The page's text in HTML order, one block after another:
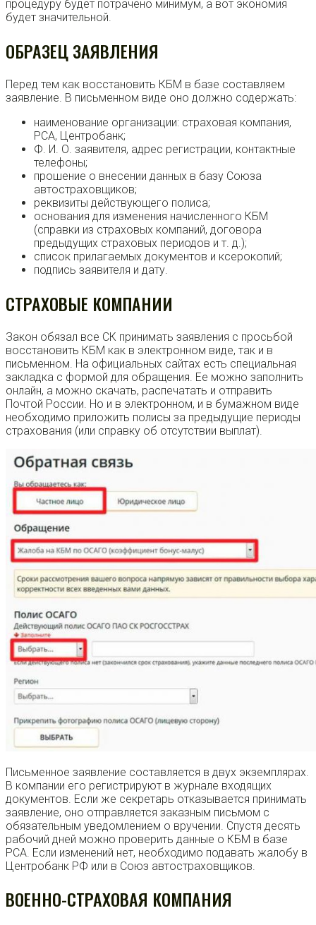
процедуру будет потрачено минимум, а вот экономия
будет значительной.
ОБРАЗЕЦ ЗАЯВЛЕНИЯ
Перед тем как восстановить КБМ в базе составляем
заявление. В письменном виде оно должно содержать:
наименование организации: страховая компания,
РСА, Центробанк;
Ф. И. О. заявителя, адрес регистрации, контактные
телефоны;
прошение о внесении данных в базу Союза
автостраховщиков;
реквизиты действующего полиса;
основания для изменения начисленного КБМ
(справки из страховых компаний, договора
предыдущих страховых периодов и т. д.);
список прилагаемых документов и ксерокопий;
подпись заявителя и дату.
СТРАХОВЫЕ КОМПАНИИ
Закон обязал все СК принимать заявления с просьбой
восстановить КБМ как в электронном виде, так и в
письменном. На официальных сайтах есть специальная
закладка с формой для обращения. Ее можно заполнить
онлайн, а можно скачать, распечатать и отправить
Почтой России. Но и в электронном, и в бумажном виде
необходимо приложить полисы за предыдущие периоды
страхования (или справку об отсутствии выплат).
Письменное заявление составляется в двух экземплярах.
В компании его регистрируют в журнале входящих
документов. Если же секретарь отказывается принимать
заявление, оно отправляется заказным письмом с
обязательным уведомлением о вручении. Спустя десять
рабочий дней можно проверить данные о КБМ в базе
РСА. Если изменений нет, необходимо подавать жалобу в
Центробанк РФ или в Союз автостраховщиков.
ВОЕННО-СТРАХОВАЯ КОМПАНИЯ